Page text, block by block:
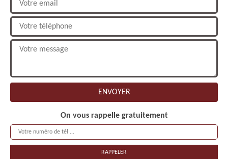
On vous rappelle gratuitement